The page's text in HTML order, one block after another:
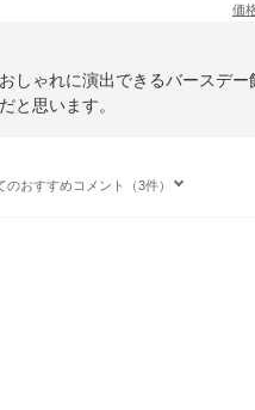
価
しゃれに演出できるバースデー
と思います。
のおすすめコメント（3件）